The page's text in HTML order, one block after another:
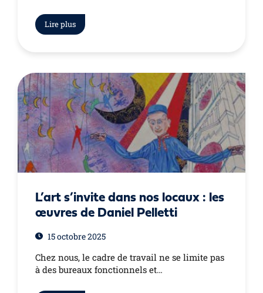
Lire plus
L’art s’invite dans nos locaux : les
œuvres de Daniel Pelletti
15 octobre 2025
Chez nous, le cadre de travail ne se limite pas
à des bureaux fonctionnels et…